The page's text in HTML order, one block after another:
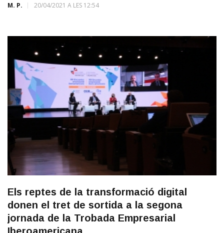
M. P. 20/04/2021 A LES 12:54
Els reptes de la transformació digital
donen el tret de sortida a la segona
jornada de la Trobada Empresarial